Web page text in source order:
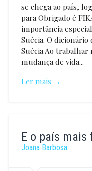
se chega ao país,
para Obrigado é
importância
Suécia. O dicionário
Suécia Ao trabalhar
mudança de vida...
Ler mais →
Cerqueira
E o país mais
Joana Barbosa